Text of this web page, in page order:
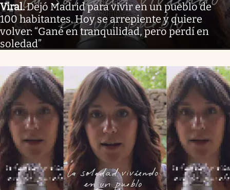
Viral.Dejó Madrid para vivir en un pueblo de
100 habitantes. Hoy se arrepiente y quiere
volver: “Gané en tranquilidad, pero perdí en
soledad”